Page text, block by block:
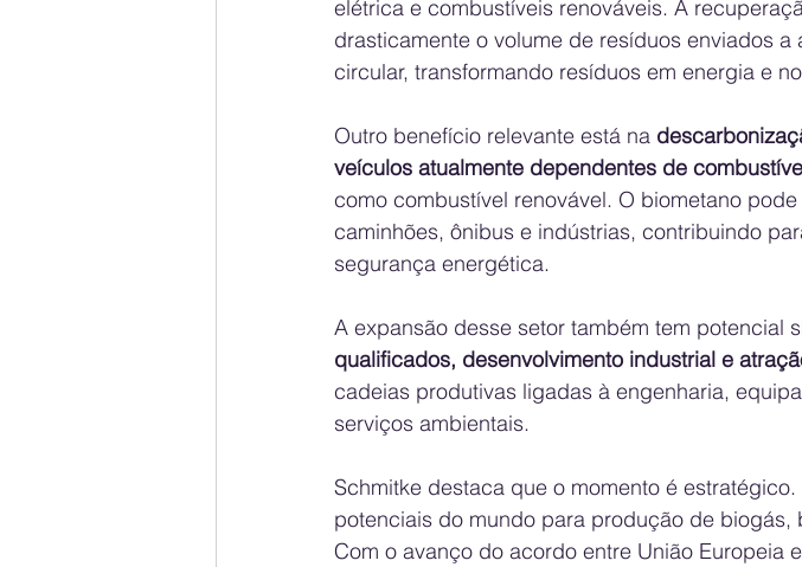
elétrica e combustíveis renováveis. A
drasticamente o volume de resíduos enviados
circular, transformando resíduos em energia e
Outro benefício relevante está na
veículos atualmente dependentes de
como combustível renovável. O biometano
caminhões, ônibus e indústrias, contribuindo
segurança energética.
A expansão desse setor também tem potencial
qualificados, desenvolvimento industrial e
cadeias produtivas ligadas à engenharia,
serviços ambientais.
Schmitke destaca que o momento é
potenciais do mundo para produção de
Com o avanço do acordo entre União Europeia